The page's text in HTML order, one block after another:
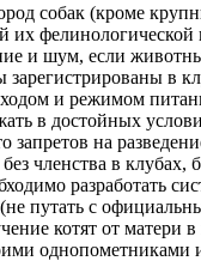
собак (кроме
их
и шум, если
в
и режимом
в достойных
на
членства в
разработать
путать с
котят от
однопометниками